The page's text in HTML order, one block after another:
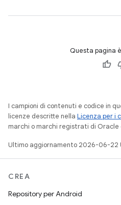
Questa pagina
I campioni di contenuti e codice in
licenze descritte nella Licenza per i
marchi o marchi registrati di Oracle
Ultimo aggiornamento 2026-06-22
CREA
Repository per Android